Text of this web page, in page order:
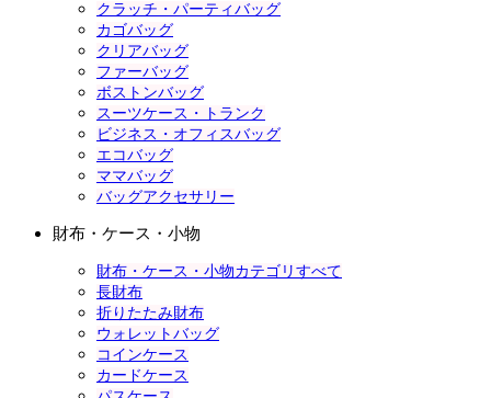
クラッチ・パーティバッグ
カゴバッグ
クリアバッグ
ファーバッグ
ボストンバッグ
スーツケース・トランク
ビジネス・オフィスバッグ
エコバッグ
ママバッグ
バッグアクセサリー
財布・ケース・小物
財布・ケース・小物カテゴリすべて
長財布
折りたたみ財布
ウォレットバッグ
コインケース
カードケース